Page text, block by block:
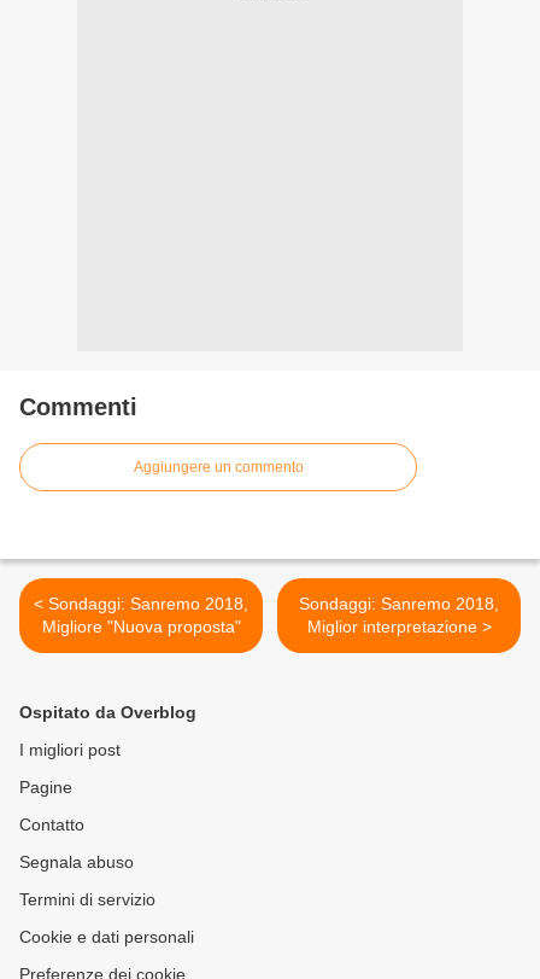
Commenti
Aggiungere un commento
< Sondaggi: Sanremo 2018,
Migliore "Nuova proposta"
Sondaggi: Sanremo 2018,
Miglior interpretazione >
Ospitato da Overblog
I migliori post
Pagine
Contatto
Segnala abuso
Termini di servizio
Cookie e dati personali
Preferenze dei cookie